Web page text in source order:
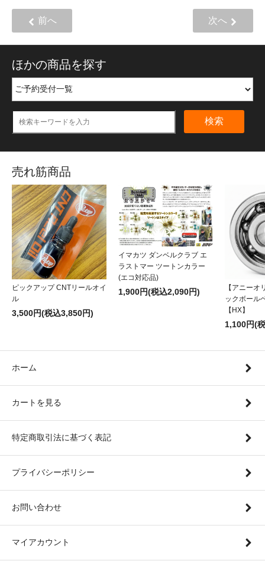
前へ 次へ
ほかの商品を探す
検索
売れ筋商品
ピックアップ CNTリールオイ
ル
3,500円(税込3,850円)
イマカツ ダンベルクラブ エ
ラストマー ツートンカラー
(エコ対応品)
1,900円(税込2,090円)
【アニーオ
ックボール
【HX】
1,100円(
ホーム
カートを見る
特定商取引法に基づく表記
プライバシーポリシー
お問い合わせ
マイアカウント